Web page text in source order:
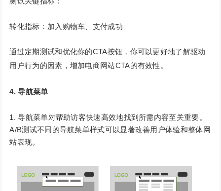
转化指标：加入购物车、支付成功
通过定期测试和优化你的CTA按钮，你可以更好地了解驱动
用户行为的因素，增加电商网站CTA的有效性。
4. 导航菜单
导航菜单对帮助访客快速高效地找到所需内容至关重要。
A/B测试不同的导航菜单样式可以显著改善用户体验和整体网
站表现。